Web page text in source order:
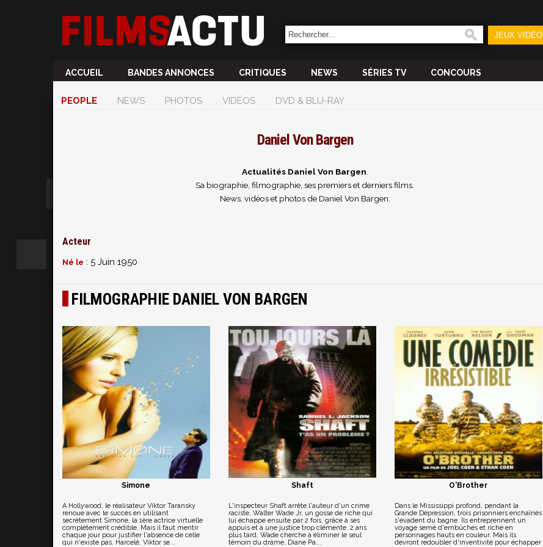
JEUX VIDÉO
ACCUEIL BANDES ANNONCES CRITIQUES NEWS SÉRIES TV CONCOURS
PEOPLE NEWS PHOTOS VIDÉOS DVD & BLU-RAY
Daniel Von Bargen
Actualités Daniel Von Bargen
Sa biographie, filmographie, ses premiers et derniers films.
News, vidéos et photos de Daniel Von Bargen.
Acteur
Né le : 5 Juin 1950
FILMOGRAPHIE DANIEL VON BARGEN
Simone
A Hollywood, le réalisateur Viktor Taransky
renoue avec le succès en utilisant
secrètement Simone, la 1ère actrice virtuelle
complètement crédible. Mais il faut mentir
chaque jour pour justifier l'absence de celle
qui n'existe pas. Harcelé, Viktor se...
Shaft
L'inspecteur Shaft arrête l'auteur d'un crime
raciste, Walter Wade Jr, un gosse de riche qui
lui échappe ensuite par 2 fois, grâce à ses
appuis et à une justice trop clémente. 2 ans
plus tard, Wade cherche à éliminer le seul
témoin du drame, Diane Pa...
O'Brother
Dans le Mississippi profond, pendant la
Grande Dépression, trois prisonniers enchaînés
s'évadent du bagne. Ils entreprennent un
voyage semé d'embûches et riche en
personnages hauts en couleur. Mais ils
devront redoubler d'inventivité pour échapper